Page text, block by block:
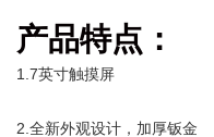
产品特点：
1.7英寸触摸屏
2.全新外观设计，加厚钣金